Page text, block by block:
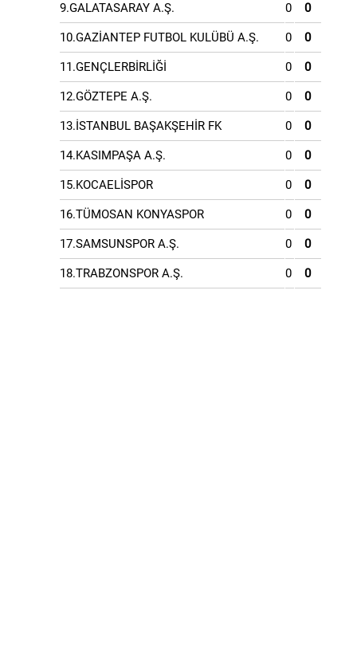
9.GALATASARAY A.Ş. 0 0
10.GAZİANTEP FUTBOL KULÜBÜ A.Ş. 0 0
11.GENÇLERBİRLİĞİ 0 0
12.GÖZTEPE A.Ş. 0 0
13.İSTANBUL BAŞAKŞEHİR FK 0 0
14.KASIMPAŞA A.Ş. 0 0
15.KOCAELİSPOR 0 0
16.TÜMOSAN KONYASPOR 0 0
17.SAMSUNSPOR A.Ş. 0 0
18.TRABZONSPOR A.Ş. 0 0